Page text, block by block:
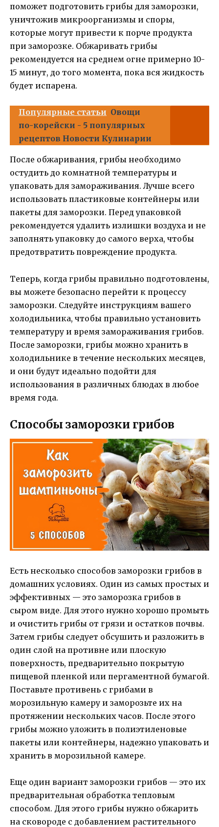
поможет подготовить грибы для заморозки,
уничтожив микроорганизмы и споры,
которые могут привести к порче продукта
при заморозке. Обжаривать грибы
рекомендуется на среднем огне примерно 10-
15 минут, до того момента, пока вся жидкость
будет испарена.
Популярные статьи Овощи
по-корейски - 5 популярных
рецептов Новости Кулинарии
После обжаривания, грибы необходимо
остудить до комнатной температуры и
упаковать для замораживания. Лучше всего
использовать пластиковые контейнеры или
пакеты для заморозки. Перед упаковкой
рекомендуется удалить излишки воздуха и не
заполнять упаковку до самого верха, чтобы
предотвратить повреждение продукта.
Теперь, когда грибы правильно подготовлены,
вы можете безопасно перейти к процессу
заморозки. Следуйте инструкциям вашего
холодильника, чтобы правильно установить
температуру и время замораживания грибов.
После заморозки, грибы можно хранить в
холодильнике в течение нескольких месяцев,
и они будут идеально подойти для
использования в различных блюдах в любое
время года.
Способы заморозки грибов
Есть несколько способов заморозки грибов в
домашних условиях. Один из самых простых и
эффективных — это заморозка грибов в
сыром виде. Для этого нужно хорошо промыть
и очистить грибы от грязи и остатков почвы.
Затем грибы следует обсушить и разложить в
один слой на противне или плоскую
поверхность, предварительно покрытую
пищевой пленкой или пергаментной бумагой.
Поставьте противень с грибами в
морозильную камеру и заморозьте их на
протяжении нескольких часов. После этого
грибы можно уложить в полиэтиленовые
пакеты или контейнеры, надежно упаковать и
хранить в морозильной камере.
Еще один вариант заморозки грибов — это их
предварительная обработка тепловым
способом. Для этого грибы нужно обжарить
на сковороде с добавлением растительного